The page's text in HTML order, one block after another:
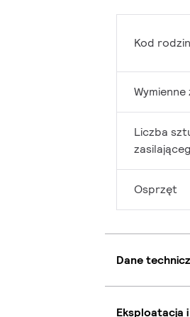
Kod
Wymienne
Liczba
Osprzęt
Dane
Eksploatacja